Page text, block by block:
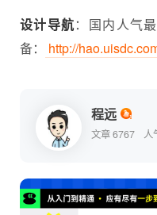
设计导航：国内人气
备：
http://
程远
文章 6767 人